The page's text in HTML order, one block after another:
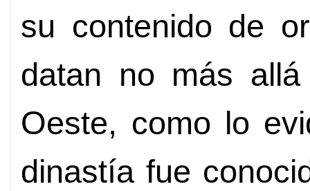
su contenido de
datan no más
Oeste, como lo
dinastía fue